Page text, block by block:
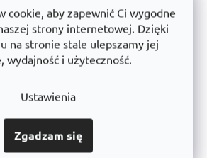
cookie, aby zapewnić Ci wygodne
strony internetowej. Dzięki
na stronie stale ulepszamy jej
wydajność i użyteczność.
Ustawienia
Zgadzam się
➡️
Certyfikowany, bez szkodliwych substancji
Powłoka proszkowa (antykorozyjna)
10 mm DTD - maksymalna wytrzymałość
Wyprodukowano w Czechach